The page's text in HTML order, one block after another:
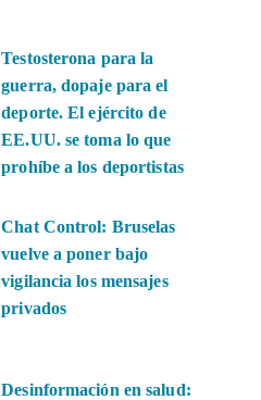
Testosterona para la
guerra, dopaje para el
deporte. El ejército de
EE.UU. se toma lo que
prohíbe a los deportistas
Chat Control: Bruselas
vuelve a poner bajo
vigilancia los mensajes
privados
Desinformación en salud: